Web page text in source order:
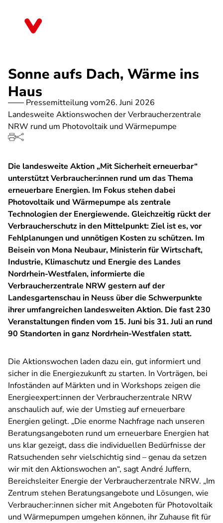
Sonne aufs Dach, Wärme ins
Haus
Pressemitteilung vom26. Juni 2026
Landesweite Aktionswochen der Verbraucherzentrale
NRW rund um Photovoltaik und Wärmepumpe
Die landesweite Aktion „Mit Sicherheit erneuerbar“
unterstützt Verbraucher:innen rund um das Thema
erneuerbare Energien. Im Fokus stehen dabei
Photovoltaik und Wärmepumpe als zentrale
Technologien der Energiewende. Gleichzeitig rückt der
Verbraucherschutz in den Mittelpunkt: Ziel ist es, vor
Fehlplanungen und unnötigen Kosten zu schützen. Im
Beisein von Mona Neubaur, Ministerin für Wirtschaft,
Industrie, Klimaschutz und Energie des Landes
Nordrhein-Westfalen, informierte die
Verbraucherzentrale NRW gestern auf der
Landesgartenschau in Neuss über die Schwerpunkte
ihrer umfangreichen landesweiten Aktion. Die fast 230
Veranstaltungen finden vom 15. Juni bis 31. Juli an rund
90 Standorten in ganz Nordrhein-Westfalen statt.
Die Aktionswochen laden dazu ein, gut informiert und
sicher in die Energiezukunft zu starten. In Vorträgen, bei
Infoständen auf Märkten und in Workshops zeigen die
Energieexpert:innen der Verbraucherzentrale NRW
anschaulich auf, wie der Umstieg auf erneuerbare
Energien gelingt. „Die enorme Nachfrage nach unseren
Beratungsangeboten rund um erneuerbare Energien hat
uns klar gezeigt, dass die individuellen Bedürfnisse der
Ratsuchenden sehr vielschichtig sind – genau da setzen
wir mit den Aktionswochen an“, sagt André Juffern,
Bereichsleiter Energie der Verbraucherzentrale NRW. „Im
Zentrum stehen Beratungsangebote und Lösungen, wie
Verbraucher:innen sicher mit Angeboten für Photovoltaik
und Wärmepumpen umgehen können, ihr Zuhause fit für